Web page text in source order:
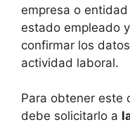
empresa o
estado empleado
confirmar los
actividad laboral.
Para obtener este
debe solicitarlo a